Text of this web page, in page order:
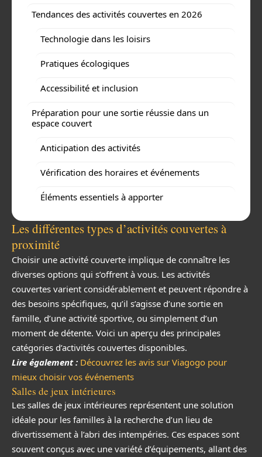
Tendances des activités couvertes en 2026
Technologie dans les loisirs
Pratiques écologiques
Accessibilité et inclusion
Préparation pour une sortie réussie dans un
espace couvert
Anticipation des activités
Vérification des horaires et événements
Éléments essentiels à apporter
Les différentes types d’activités couvertes à
proximité
Choisir une activité couverte implique de connaître les
diverses options qui s’offrent à vous. Les activités
couvertes varient considérablement et peuvent répondre à
des besoins spécifiques, qu’il s’agisse d’une sortie en
famille, d’une activité sportive, ou simplement d’un
moment de détente. Voici un aperçu des principales
catégories d’activités couvertes disponibles.
Lire également : Découvrez les avis sur Viagogo pour
mieux choisir vos événements
Salles de jeux intérieures
Les salles de jeux intérieures représentent une solution
idéale pour les familles à la recherche d’un lieu de
divertissement à l’abri des intempéries. Ces espaces sont
souvent conçus avec une variété d’équipements, allant des